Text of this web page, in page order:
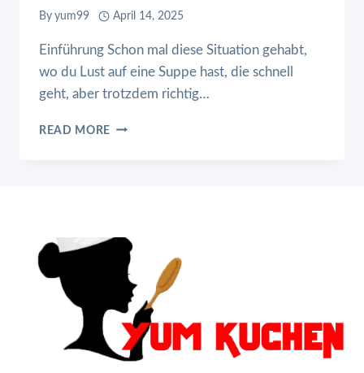
By yum99 April 14, 2025
Einführung Schon mal diese Situation gehabt,
wo du Lust auf eine Suppe hast, die schnell
geht, aber trotzdem richtig…
READ MORE POTSTICKER-